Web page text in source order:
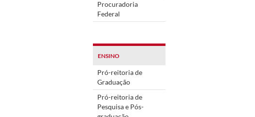
Procuradoria
Federal
ENSINO
Pró-reitoria de
Graduação
Pró-reitoria de
Pesquisa e Pós-